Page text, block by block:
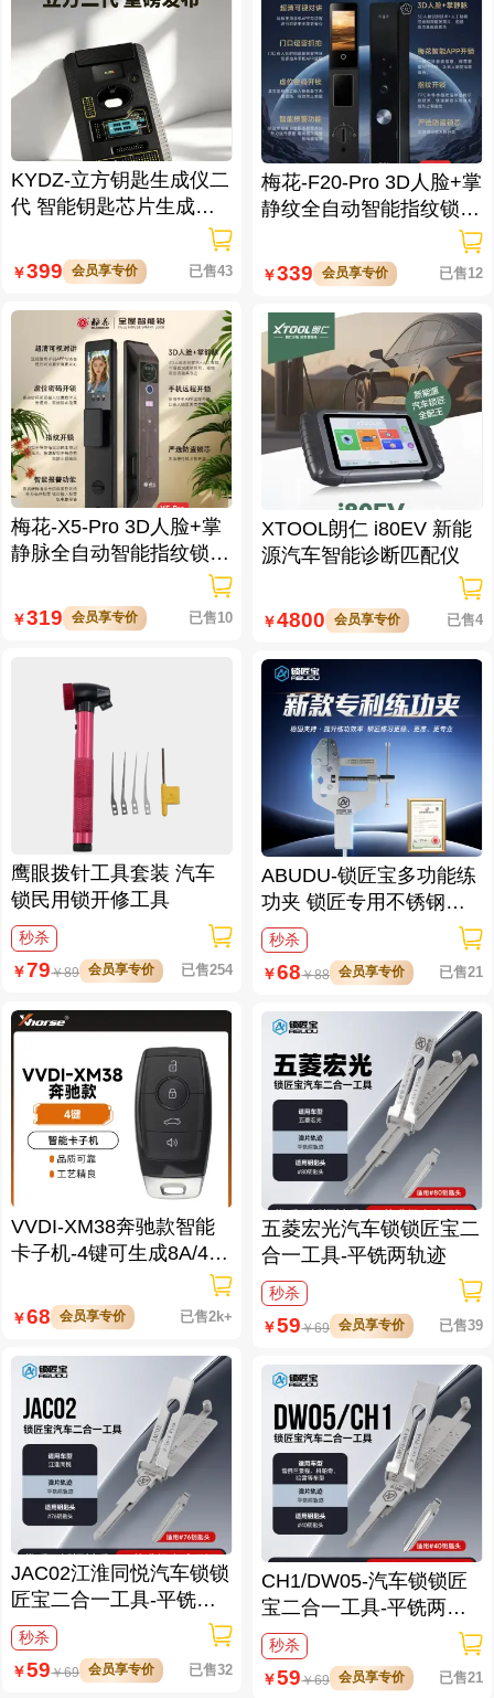
KYDZ-立方钥匙生成仪二
代 智能钥匙芯片生成与
数据处理仪/立方钥匙生
成仪二代
￥399 会员享专价 已售43
梅花-X5-Pro 3D人脸+掌
静脉全自动智能指纹锁
大屏可视对讲 虚位密码
防窥视
￥319 会员享专价 已售10
鹰眼拨针工具套装 汽车
锁民用锁开修工具
秒杀
￥79￥89 会员享专价 已售254
VVDI-XM38奔驰款智能
卡子机-4键可生成8A/4D/
46/47/49/4A/MQB48/MQ
B49等
￥68 会员享专价 已售2k+
JAC02江淮同悦汽车锁锁
匠宝二合一工具-平铣两
轨迹
秒杀
￥59￥69 会员享专价 已售32
梅花-F20-Pro 3D人脸+掌
静纹全自动智能指纹锁
逗留抓拍 高清可视对讲
￥339 会员享专价 已售12
XTOOL朗仁 i80EV 新能
源汽车智能诊断匹配仪
￥4800 会员享专价 已售4
ABUDU-锁匠宝多功能练
功夹 锁匠专用不锈钢练
功夹 锁具架子
秒杀
￥68￥88 会员享专价 已售21
五菱宏光汽车锁锁匠宝二
合一工具-平铣两轨迹
秒杀
￥59￥69 会员享专价 已售39
CH1/DW05-汽车锁锁匠
宝二合一工具-平铣两轨
迹 适用雪佛兰/景程/科帕
奇/哈雷
秒杀
￥59￥69 会员享专价 已售21